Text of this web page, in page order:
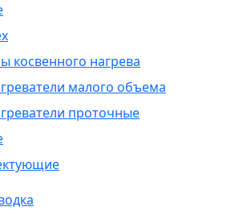
косвенного нагрева
малого объема
проточные